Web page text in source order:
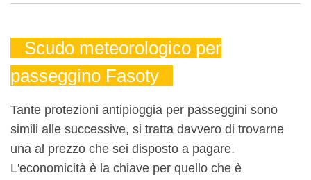
Scudo meteorologico per
passeggino Fasoty
Tante protezioni antipioggia per passeggini sono
simili alle successive, si tratta davvero di trovarne
una al prezzo che sei disposto a pagare.
L'economicità è la chiave per quello che è